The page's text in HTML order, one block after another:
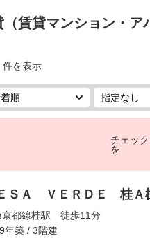
（賃貸マンション・ア
件を表示
チェッ
を
ＳＡ ＶＥＲＤＥ 桂Ａ
京都線桂駅 徒歩11分
年築 / 3階建